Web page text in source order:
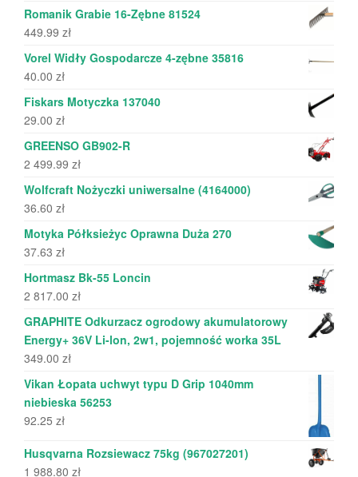
Romanik Grabie 16-Zębne 81524
449.99 zł
Vorel Widły Gospodarcze 4-zębne 35816
40.00 zł
Fiskars Motyczka 137040
29.00 zł
GREENSO GB902-R
2 499.99 zł
Wolfcraft Nożyczki uniwersalne (4164000)
36.60 zł
Motyka Półksieżyc Oprawna Duża 270
37.63 zł
Hortmasz Bk-55 Loncin
2 817.00 zł
GRAPHITE Odkurzacz ogrodowy akumulatorowy
Energy+ 36V Li-lon, 2w1, pojemność worka 35L
349.00 zł
Vikan Łopata uchwyt typu D Grip 1040mm
niebieska 56253
92.25 zł
Husqvarna Rozsiewacz 75kg (967027201)
1 988.80 zł